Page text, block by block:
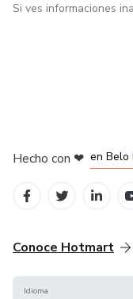
Si ves informaciones
Hecho con ❤ en Belo
Conoce Hotmart
Idioma